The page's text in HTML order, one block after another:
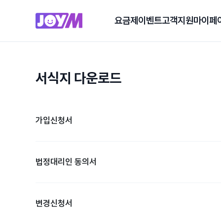
요금제 이벤트고객지원마이페
서식지 다운로드
가입신청서
법정대리인 동의서
변경신청서